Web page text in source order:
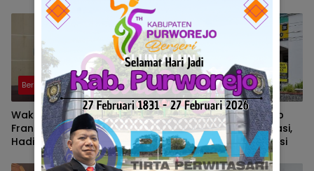
Kalau Ada Pertandingan
AFF
Perkuat Pencegahan
Berita
Wakil Walikota Prabumulih,
Frangky Nasril, S.Kom., M.M.,
Hadiri Talk Show, Bertanjuk
Antartika dan Masa Depan
Berita
Pusat Grosir Solo Tutup
Imbas Masalah Investasi,
Walikota Solo Beri Solusi